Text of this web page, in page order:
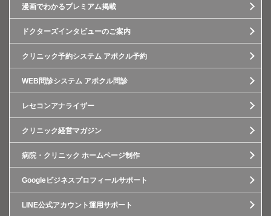
漫画でわかるプレミアム掲載
ドクターズインタビューのご案内
クリニック予約システム アポクル予約
WEB問診システム アポクル問診
レセコンアナライザー
クリニック経営マガジン
病院・クリニック ホームページ制作
Googleビジネスプロフィールサポート
LINE公式アカウント運用サポート